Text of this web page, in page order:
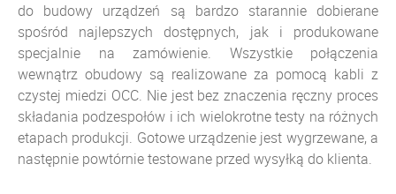
do budowy urządzeń są bardzo starannie dobierane
spośród najlepszych dostępnych, jak i produkowane
specjalnie na zamówienie. Wszystkie połączenia
wewnątrz obudowy są realizowane za pomocą kabli z
czystej miedzi OCC. Nie jest bez znaczenia ręczny proces
składania podzespołów i ich wielokrotne testy na różnych
etapach produkcji. Gotowe urządzenie jest wygrzewane, a
następnie powtórnie testowane przed wysyłką do klienta.